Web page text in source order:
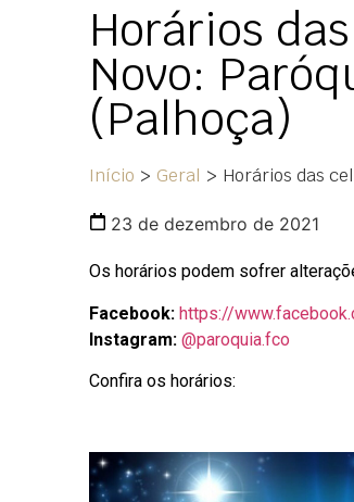
Horários
Novo:
(Palhoça)
Início > Geral > Horários das
23 de dezembro de 2021
Os horários podem sofrer
Facebook: https://
Instagram: @paroquia.fco
Confira os horários: